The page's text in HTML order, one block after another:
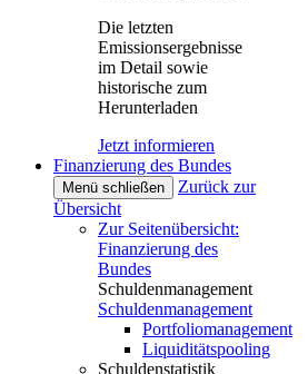
Die letzten
Emissionsergebnisse
im Detail sowie
historische zum
Herunterladen
Jetzt informieren
Finanzierung des Bundes
Menü schließen
Zurück zur
Übersicht
Zur Seitenübersicht:
Finanzierung des
Bundes
Schuldenmanagement
Schuldenmanagement
Portfoliomanagement
Liquiditätspooling
Schuldenstatistik